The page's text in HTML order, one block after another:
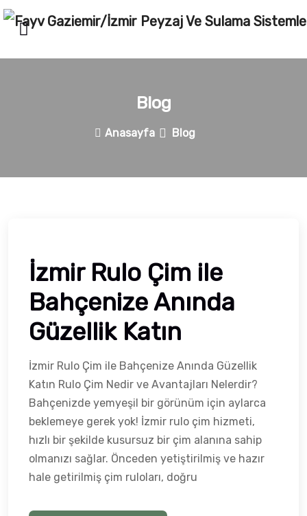
Blog
Anasayfa Blog
İzmir Rulo Çim ile
Bahçenize Anında
Güzellik Katın
İzmir Rulo Çim ile Bahçenize Anında Güzellik
Katın Rulo Çim Nedir ve Avantajları Nelerdir?
Bahçenizde yemyeşil bir görünüm için aylarca
beklemeye gerek yok! İzmir rulo çim hizmeti,
hızlı bir şekilde kusursuz bir çim alanına sahip
olmanızı sağlar. Önceden yetiştirilmiş ve hazır
hale getirilmiş çim ruloları, doğru